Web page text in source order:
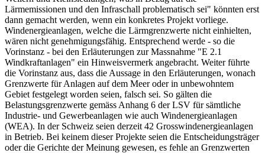
Lärmemissionen und den Infraschall problematisch sei" könnten erst
dann gemacht werden, wenn ein konkretes Projekt vorliege.
Windenergieanlagen, welche die Lärmgrenzwerte nicht einhielten,
wären nicht genehmigungsfähig. Entsprechend werde - so die
Vorinstanz - bei den Erläuterungen zur Massnahme "E 2.1
Windkraftanlagen" ein Hinweisvermerk angebracht. Weiter führte
die Vorinstanz aus, dass die Aussage in den Erläuterungen, wonach
Grenzwerte für Anlagen auf dem Meer oder in unbewohntem
Gebiet festgelegt worden seien, falsch sei. So gälten die
Belastungsgrenzwerte gemäss Anhang 6 der LSV für sämtliche
Industrie- und Gewerbeanlagen wie auch Windenergieanlagen
(WEA). In der Schweiz seien derzeit 42 Grosswindenergieanlagen
in Betrieb. Bei keinem dieser Projekte seien die Entscheidungsträger
oder die Gerichte der Meinung gewesen, es fehle an Grenzwerten